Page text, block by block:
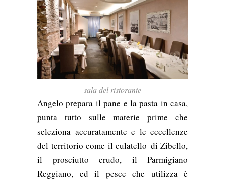
sala del ristorante
Angelo prepara il pane e la pasta in casa,
punta tutto sulle materie prime che
seleziona accuratamente e le eccellenze
del territorio come il culatello di Zibello,
il prosciutto crudo, il Parmigiano
Reggiano, ed il pesce che utilizza è